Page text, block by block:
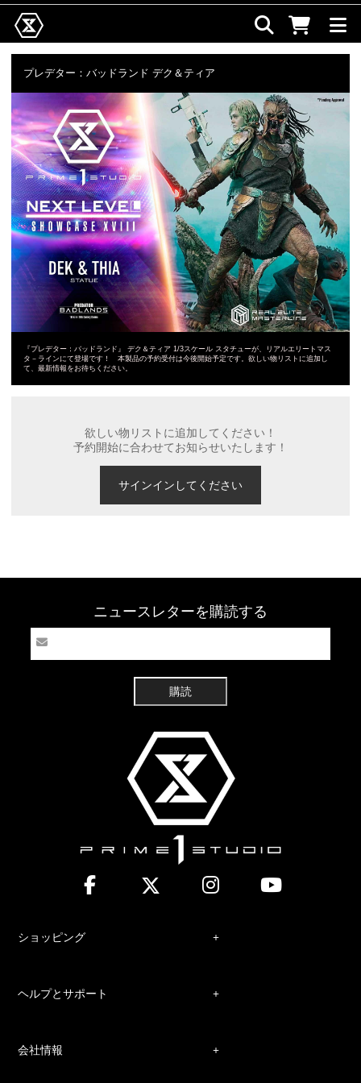
プレデター：バッドランド デク＆ティア
『プレデター：バッドランド』 デク＆ティア 1/3スケール スタチューが、リアルエリートマス
タ－ラインにて登場です！ 本製品の予約受付は今後開始予定です。欲しい物リストに追加し
て、最新情報をお待ちください。
欲しい物リストに追加してください！
予約開始に合わせてお知らせいたします！
サインインしてください
ニュースレターを購読する
購読
ショッピング
ヘルプとサポート
会社情報